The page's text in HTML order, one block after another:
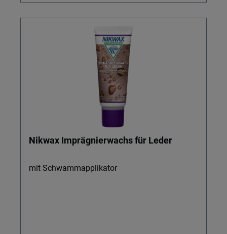
Nikwax Imprägnierwachs für Leder
mit Schwammapplikator